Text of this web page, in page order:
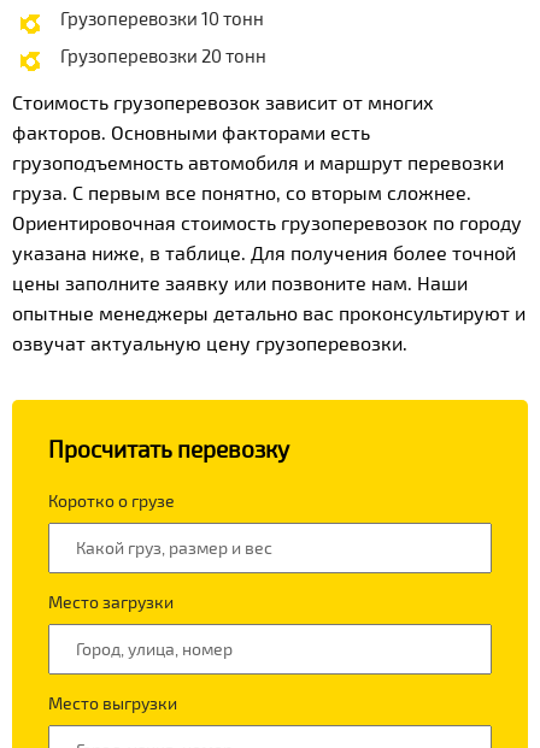
Грузоперевозки 10 тонн
Грузоперевозки 20 тонн
Стоимость грузоперевозок зависит от многих
факторов. Основными факторами есть
грузоподъемность автомобиля и маршрут перевозки
груза. С первым все понятно, со вторым сложнее.
Ориентировочная стоимость грузоперевозок по городу
указана ниже, в таблице. Для получения более точной
цены заполните заявку или позвоните нам. Наши
опытные менеджеры детально вас проконсультируют и
озвучат актуальную цену грузоперевозки.
Просчитать перевозку
Коротко о грузе
Место загрузки
Место выгрузки